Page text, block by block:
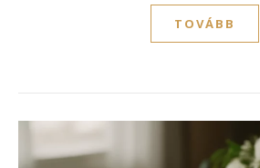
TOVÁBB